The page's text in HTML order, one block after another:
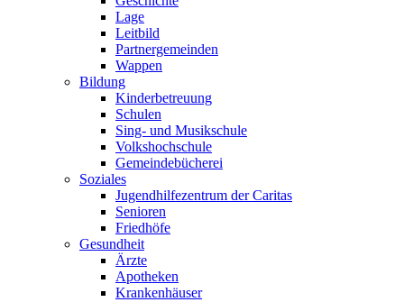
Lage
Leitbild
Partnergemeinden
Wappen
Bildung
Kinderbetreuung
Schulen
Sing- und Musikschule
Volkshochschule
Gemeindebücherei
Soziales
Jugendhilfezentrum der Caritas
Senioren
Friedhöfe
Gesundheit
Ärzte
Apotheken
Krankenhäuser